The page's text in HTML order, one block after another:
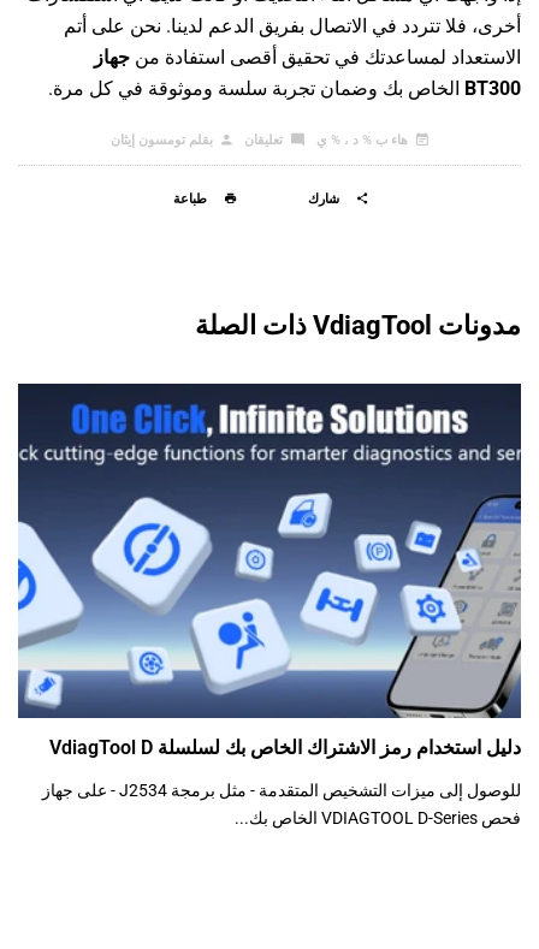
أخرى، فلا تتردد في الاتصال بفريق الدعم لدينا. نحن على أتم
الاستعداد لمساعدتك في تحقيق أقصى استفادة من جهاز
BT300 الخاص بك وضمان تجربة سلسة وموثوقة في كل مرة.
هاء ب % د ، % ي تعليقان بقلم تومسون إيثان
شارك طباعة
مدونات VdiagTool ذات الصلة
دليل استخدام رمز الاشتراك الخاص بك لسلسلة VdiagTool D
للوصول إلى ميزات التشخيص المتقدمة - مثل برمجة J2534 - على جهاز
فحص VDIAGTOOL D-Series الخاص بك...